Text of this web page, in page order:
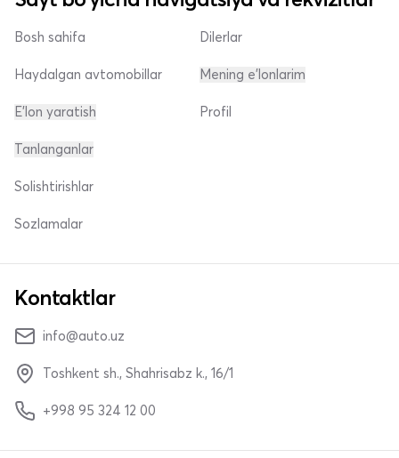
Bosh sahifa
Haydalgan avtomobillar
E'lon yaratish
Dilerlar
Mening e'lonlarim
Profil
Tanlanganlar
Solishtirishlar
Sozlamalar
Kontaktlar
info@auto.uz
Toshkent sh., Shahrisabz k., 16/1
+998 95 324 12 00